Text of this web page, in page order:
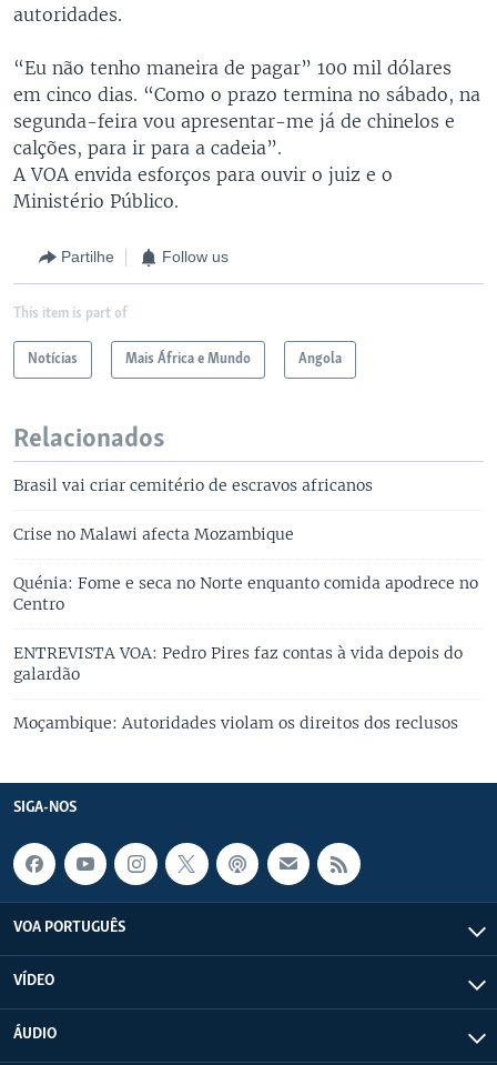
autoridades.
“Eu não tenho maneira de pagar” 100 mil dólares
em cinco dias. “Como o prazo termina no sábado, na
segunda-feira vou apresentar-me já de chinelos e
calções, para ir para a cadeia”.
A VOA envida esforços para ouvir o juiz e o
Ministério Público.
Partilhe Follow us
This item is part of
Notícias Mais África e Mundo Angola
Relacionados
Brasil vai criar cemitério de escravos africanos
Crise no Malawi afecta Mozambique
Quénia: Fome e seca no Norte enquanto comida apodrece no
Centro
ENTREVISTA VOA: Pedro Pires faz contas à vida depois do
galardão
Moçambique: Autoridades violam os direitos dos reclusos
SIGA-NOS
VOA PORTUGUÊS
VÍDEO
ÁUDIO